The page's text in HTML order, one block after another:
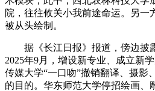
院，往往攸关小我前途命运。另一
被从头绘制。
据《长江日报》报道，傍边披露
2025年9月，增设新专业、成立新
传媒大学“一口吻”撤销翻译、摄影
的目的。华东师范大学停招绘画、